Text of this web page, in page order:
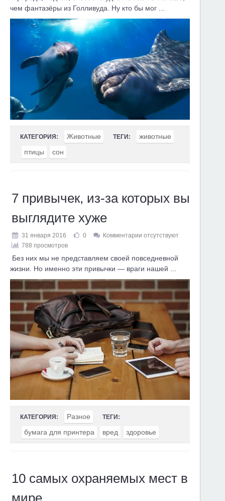
чем фантазёры из Голливуда. Ну кто бы мог ...
КАТЕГОРИЯ: Животные ТЕГИ:
животные
птицы
сон
7 привычек, из-за которых вы
выглядите хуже
31 января 2016 0
Комментарии отсутствуют
788 просмотров
Без них мы не представляем своей повседневной
жизни. Но именно эти привычки — враги нашей ...
КАТЕГОРИЯ: Разное ТЕГИ:
бумага для принтера вред здоровье
10 самых охраняемых мест в